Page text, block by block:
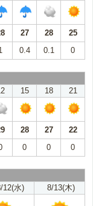
27 28
25
0.4 0.1 0
15 18
21
28 27
22
0 0 0
12(水) 8/13(木)